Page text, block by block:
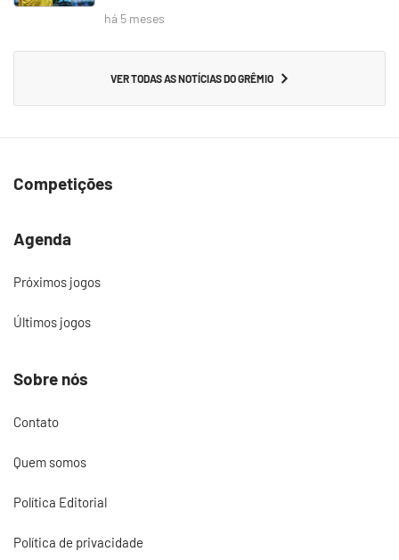
há 5 meses
VER TODAS AS NOTÍCIAS DO GRÊMIO
Competições
Agenda
Próximos jogos
Últimos jogos
Sobre nós
Contato
Quem somos
Política Editorial
Política de privacidade